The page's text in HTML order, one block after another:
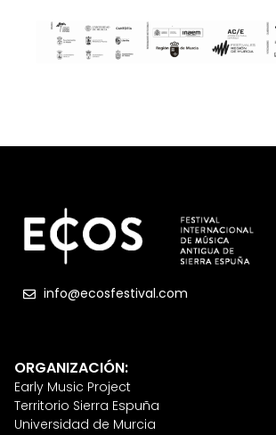
info@ecosfestival.com
ORGANIZACIÓN:
Early Music Project
Territorio Sierra Espuña
Universidad de Murcia